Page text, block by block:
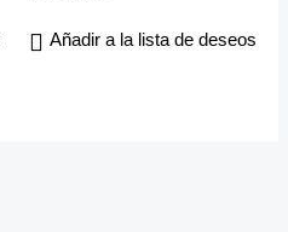
Añadir a la lista de deseos